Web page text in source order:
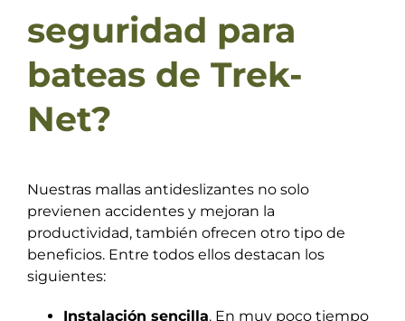
seguridad para
bateas de Trek-
Net?
Nuestras mallas antideslizantes no solo
previenen accidentes y mejoran la
productividad, también ofrecen otro tipo de
beneficios. Entre todos ellos destacan los
siguientes:
Instalación sencilla. En muy poco tiempo